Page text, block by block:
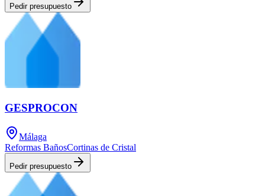
Pedir presupuesto
GESPROCON
Málaga
Reformas BañosCortinas de Cristal
Pedir presupuesto